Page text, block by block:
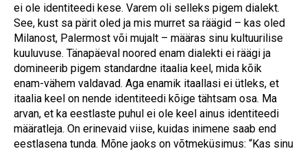
ei ole identiteedi kese. Varem oli selleks pigem dialekt.
See, kust sa pärit oled ja mis murret sa räägid – kas oled
Milanost, Palermost või mujalt – määras sinu kultuurilise
kuuluvuse. Tänapäeval noored enam dialekti ei räägi ja
domineerib pigem standardne itaalia keel, mida kõik
enam-vähem valdavad. Aga enamik itaallasi ei ütleks, et
itaalia keel on nende identiteedi kõige tähtsam osa. Ma
arvan, et ka eestlaste puhul ei ole keel ainus identiteedi
määratleja. On erinevaid viise, kuidas inimene saab end
eestlasena tunda. Mõne jaoks on võtmeküsimus: “Kas sinu